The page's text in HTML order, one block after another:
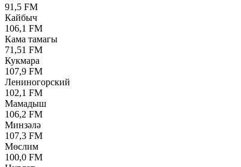
91,5 FM
Кайбыч
106,1 FM
Кама тамагы
71,51 FM
Кукмара
107,9 FM
Лениногорский
102,1 FM
Мамадыш
106,2 FM
Минзәлә
107,3 FM
Мөслим
100,0 FM